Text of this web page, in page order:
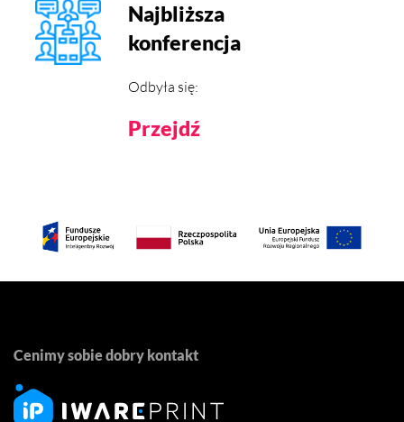
Najbliższa
konferencja
Odbyła się:
Przejdź
Cenimy sobie dobry kontakt